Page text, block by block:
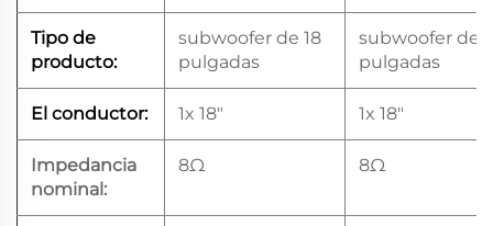
Tipo de
producto:
subwoofer de 18
pulgadas
subwoofer de
pulgadas
El conductor: 1x 18" 1x 18"
Impedancia
nominal:
8Ω 8Ω